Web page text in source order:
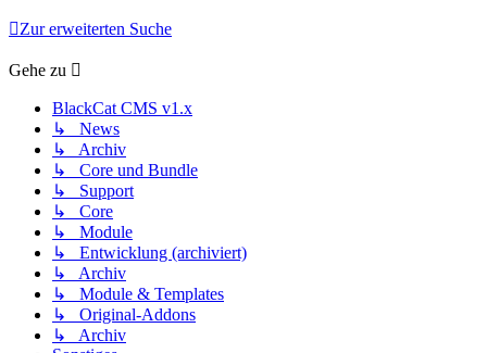
Zur erweiterten Suche
Gehe zu
BlackCat CMS v1.x
↳ News
↳ Archiv
↳ Core und Bundle
↳ Support
↳ Core
↳ Module
↳ Entwicklung (archiviert)
↳ Archiv
↳ Module & Templates
↳ Original-Addons
↳ Archiv